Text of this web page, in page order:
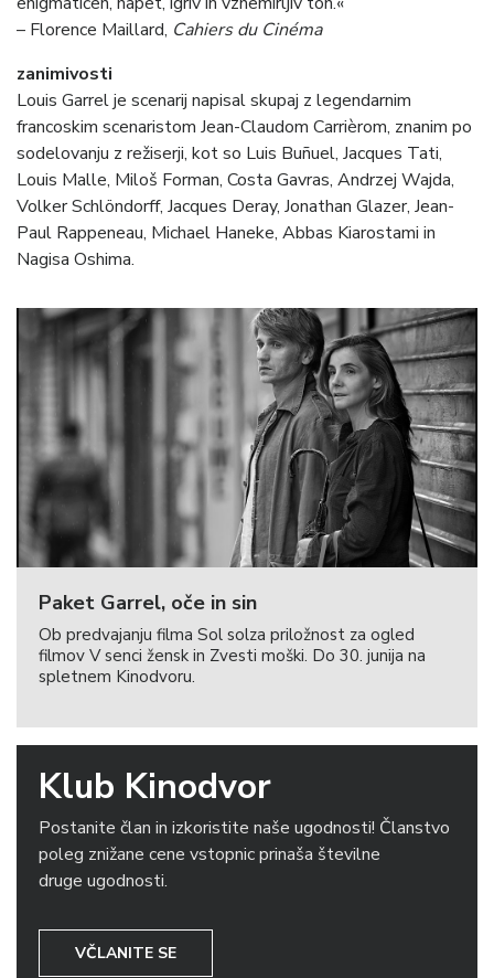
– Florence Maillard, Cahiers du Cinéma
zanimivosti
Louis Garrel je scenarij napisal skupaj z legendarnim
francoskim scenaristom Jean-Claudom Carrièrom, znanim po
sodelovanju z režiserji, kot so Luis Buñuel, Jacques Tati,
Louis Malle, Miloš Forman, Costa Gavras, Andrzej Wajda,
Volker Schlöndorff, Jacques Deray, Jonathan Glazer, Jean-
Paul Rappeneau, Michael Haneke, Abbas Kiarostami in
Nagisa Oshima.
Paket Garrel, oče in sin
Ob predvajanju filma Sol solza priložnost za ogled
filmov V senci žensk in Zvesti moški. Do 30. junija na
spletnem Kinodvoru.
Klub Kinodvor
Postanite član in izkoristite naše ugodnosti! Članstvo
poleg znižane cene vstopnic prinaša številne
druge ugodnosti.
VČLANITE SE